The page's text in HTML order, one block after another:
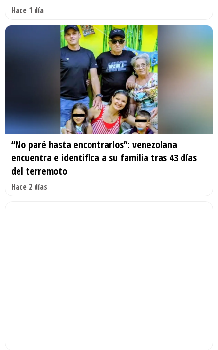
Hace 1 día
“No paré hasta encontrarlos”: venezolana
encuentra e identifica a su familia tras 43 días
del terremoto
Hace 2 días